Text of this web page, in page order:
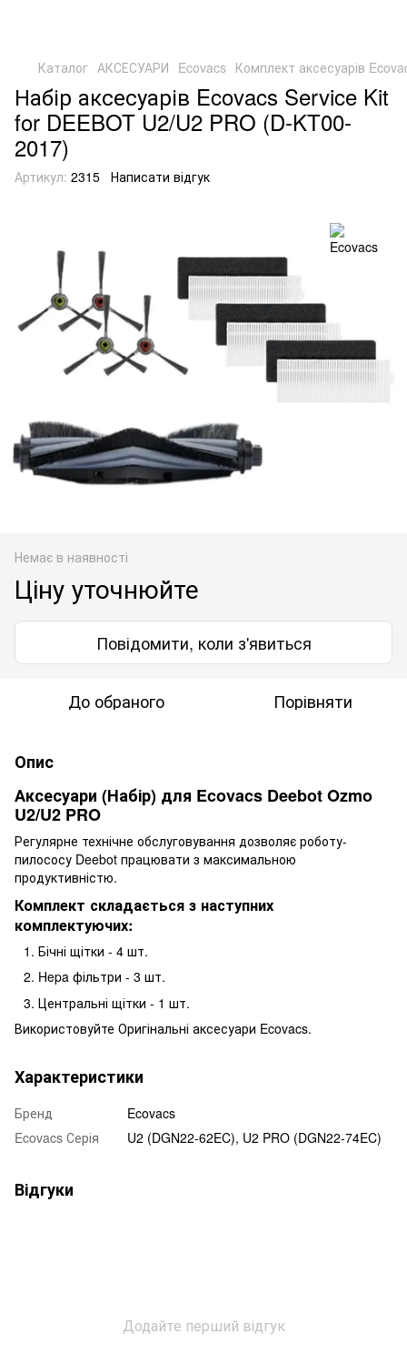
Каталог АКСЕСУАРИ Ecovacs Комплект аксесуарів
Набір аксесуарів Ecovacs Service Kit
for DEEBOT U2/U2 PRO (D-KT00-
2017)
Артикул: 2315 Написати відгук
Немає в наявності
Ціну уточнюйте
Повідомити, коли з'явиться
До обраного Порівняти
Опис
Аксесуари (Набір) для Ecovacs Deebot Ozmo
U2/U2 PRO
Регулярне технічне обслуговування дозволяє роботу-
пилососу Deebot працювати з максимальною
продуктивністю.
Комплект складається з наступних
комплектуючих:
Бічні щітки - 4 шт.
Hepa фільтри - 3 шт.
Центральні щітки - 1 шт.
Використовуйте Оригінальні аксесуари Ecovacs.
Характеристики
Бренд
Ecovacs
Ecovacs Серія
U2 (DGN22-62EC), U2 PRO (DGN22-74EC)
Відгуки
Додайте перший відгук